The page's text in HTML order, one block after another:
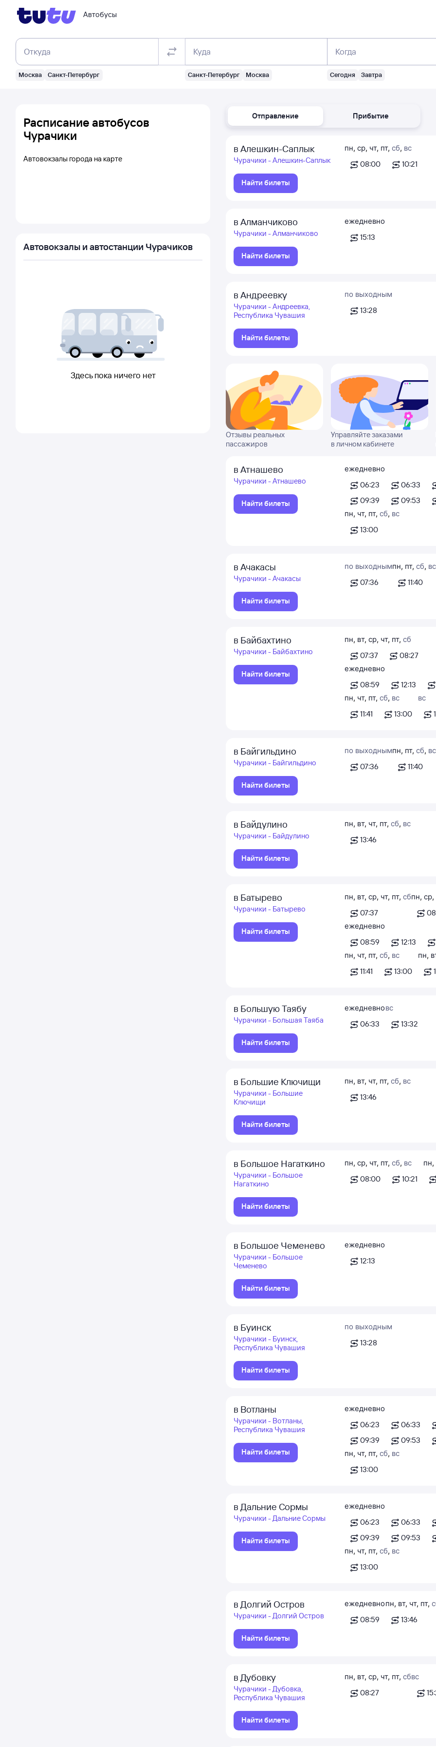
Автобусы
Откуда
Москва Санкт-Петербург
Куда
Санкт-Петербург Москва
Когда
Сегодня Завтра
Отправление Прибытие
в Алешкин-Саплык
Чурачики - Алешкин-Саплык
Найти билеты
пн, ср, чт, пт, сб, вс
08:00
10:21
в Алманчиково
Чурачики - Алманчиково
Найти билеты
ежедневно
15:13
в Андреевку
Чурачики - Андреевка,
Республика Чувашия
Найти билеты
по выходным
13:28
Отзывы реальных
пассажиров
Управляйте заказами
в личном кабинете
в Атнашево
Чурачики - Атнашево
Найти билеты
ежедневно
06:23
06:33
09:39
09:53
пн, чт, пт, сб, вс
13:00
в Ачакасы
Чурачики - Ачакасы
Найти билеты
по выходным
07:36
пн, пт, сб, вс
11:40
в Байбахтино
Чурачики - Байбахтино
Найти билеты
пн, вт, ср, чт, пт, сб
07:37
08:27
ежедневно
08:59
12:13
пн, чт, пт, сб, вс
11:41
13:00
вс
в Байгильдино
Чурачики - Байгильдино
Найти билеты
по выходным
07:36
пн, пт, сб, вс
11:40
в Байдулино
Чурачики - Байдулино
Найти билеты
пн, вт, чт, пт, сб, вс
13:46
в Батырево
Чурачики - Батырево
Найти билеты
пн, вт, ср, чт, пт, сб
07:37
пн, ср,
ежедневно
08:59
12:13
пн, чт, пт, сб, вс
11:41
13:00
пн,
в Большую Таябу
Чурачики - Большая Таяба
Найти билеты
ежедневно
06:33
вс
13:32
в Большие Ключищи
Чурачики - Большие
Ключищи
Найти билеты
пн, вт, чт, пт, сб, вс
13:46
в Большое Нагаткино
Чурачики - Большое
Нагаткино
Найти билеты
пн, ср, чт, пт, сб, вс
08:00
10:21
пн,
в Большое Чеменево
Чурачики - Большое
Чеменево
Найти билеты
ежедневно
12:13
в Буинск
Чурачики - Буинск,
Республика Чувашия
Найти билеты
по выходным
13:28
в Вотланы
Чурачики - Вотланы,
Республика Чувашия
Найти билеты
ежедневно
06:23
06:33
09:39
09:53
пн, чт, пт, сб, вс
13:00
в Дальние Сормы
Чурачики - Дальние Сормы
Найти билеты
ежедневно
06:23
06:33
09:39
09:53
пн, чт, пт, сб, вс
13:00
в Долгий Остров
Чурачики - Долгий Остров
Найти билеты
ежедневно
08:59
пн, вт, чт, пт,
13:46
в Дубовку
Чурачики - Дубовка,
Республика Чувашия
Найти билеты
пн, вт, ср, чт, пт, сб
08:27
вс
Расписание автобусов
Чурачики
Автовокзалы города на карте
Автовокзалы и автостанции Чурачиков
Здесь пока ничего нет